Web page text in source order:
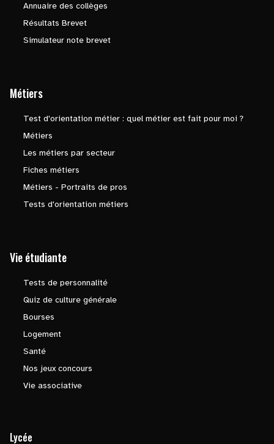
Annuaire des collèges
Résultats Brevet
Simulateur note brevet
Métiers
Test d'orientation métier : quel métier est fait pour moi ?
Métiers
Les métiers par secteur
Fiches métiers
Métiers - Portraits de pros
Tests d'orientation métiers
Vie étudiante
Tests de personnalité
Quiz de culture générale
Bourses
Logement
Santé
Nos jeux concours
Vie associative
Lycée